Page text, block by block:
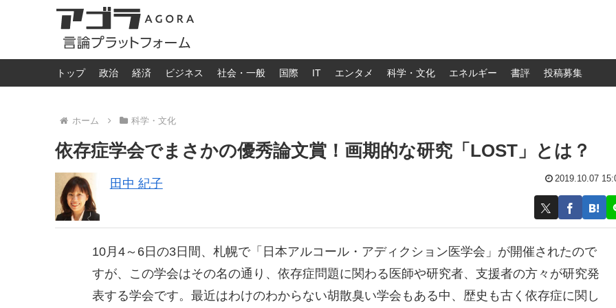
トップ 政治 経済 ビジネス 社会・一般 国際 IT エンタメ 科学・文化 エネルギー 書評 投稿募集
ホーム 科学・文化
依存症学会でまさかの優秀論文賞！画期的な研究「LOST」とは？
田中 紀子 2019.10.07
10月4～6日の3日間、札幌で「日本アルコール・アディクション医学会」が開催されたので
すが、この学会はその名の通り、依存症問題に関わる医師や研究者、支援者の方々が研究発
表する学会です。最近はわけのわからない胡散臭い学会もある中、歴史も古く依存症に関し